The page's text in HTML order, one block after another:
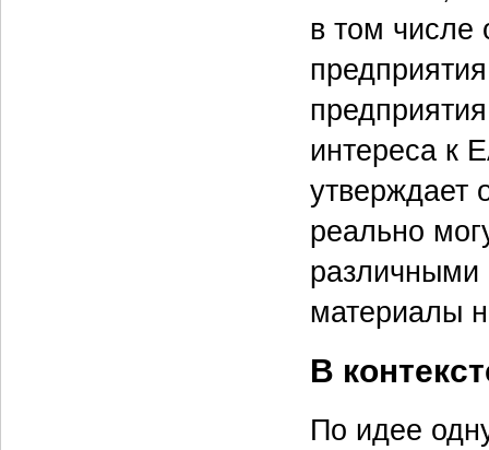
в том числе
интереса к
утверждает
реально
различными
материалы
В
По идее